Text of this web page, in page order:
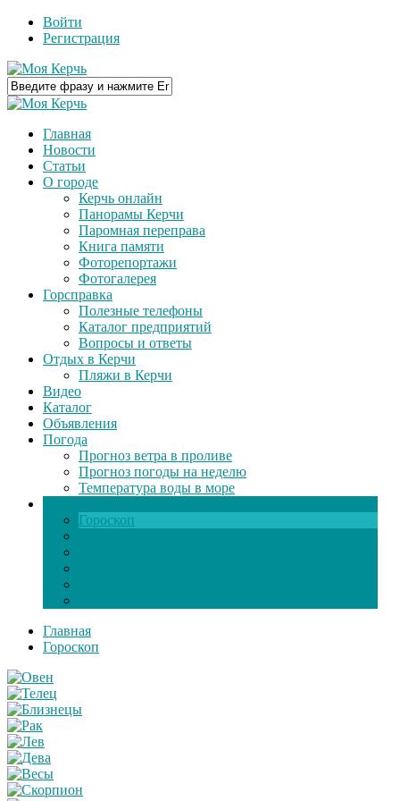
Войти
Регистрация
Главная
Новости
Статьи
О городе
Керчь онлайн
Панорамы Керчи
Паромная переправа
Книга памяти
Фоторепортажи
Фотогалерея
Горсправка
Полезные телефоны
Каталог предприятий
Вопросы и ответы
Отдых в Керчи
Пляжи в Керчи
Видео
Каталог
Объявления
Погода
Прогноз ветра в проливе
Прогноз погоды на неделю
Температура воды в море
Гороскоп
Главная
Гороскоп